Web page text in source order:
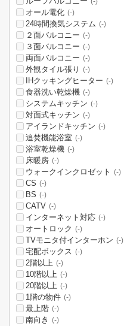
オール電化 (-)
24時間換気システム (-)
２面バルコニー (-)
３面バルコニー (-)
両面バルコニー (-)
外観タイル張り (-)
IHクッキングヒーター (-)
食器洗い乾燥機 (-)
システムキッチン (-)
対面式キッチン (-)
アイランドキッチン (-)
追焚機能浴室 (-)
浴室乾燥機 (-)
床暖房 (-)
ウォークインクロゼット (-)
CS (-)
BS (-)
CATV (-)
インターネット対応 (-)
オートロック (-)
TVモニタ付インターホン (-)
宅配ボックス (-)
2階以上 (-)
10階以上 (-)
20階以上 (-)
1階の物件 (-)
最上階 (-)
南向き (-)